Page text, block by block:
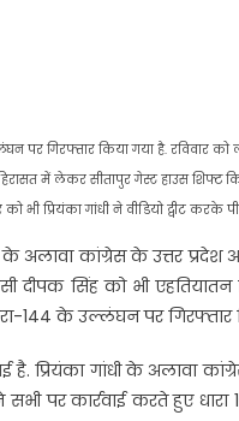
पर गिरफ्तार किया गया है. रविवार
में लेकर सीतापुर गेस्ट हाउस शिफ्ट
प्रियंका गांधी ने वीडियो ट्वीट करके
अलावा कांग्रेस के उत्तर प्रदेश
दीपक सिंह को भी
144 के उल्लंघन पर गिरफ्तार
है. प्रियंका गांधी के अलावा
सभी पर कार्रवाई करते हुए